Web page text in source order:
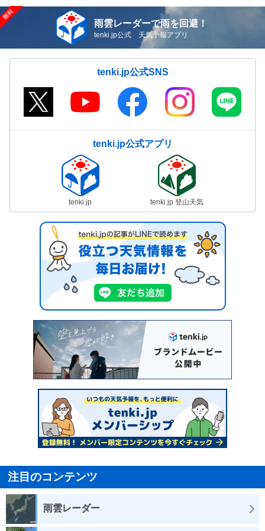
雨雲レーダーで雨を回避！
tenki.jp公式 天気予報アプリ
tenki.jp公式SNS
tenki.jp公式アプリ
tenki.jp tenki.jp 登山天気
注目のコンテンツ
雨雲レーダー